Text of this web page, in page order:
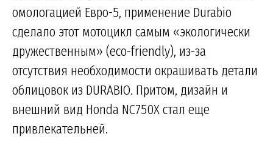
омологацией Евро-5, применение Durabio
сделало этот мотоцикл самым «экологически
дружественным» (eco-friendly), из-за
отсутствия необходимости окрашивать детали
облицовок из DURABIO. Притом, дизайн и
внешний вид Honda NC750X стал еще
привлекательней.